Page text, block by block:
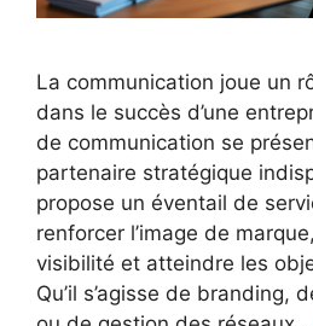
La communication joue un
dans le succès d’une
de communication se
partenaire stratégique
propose un éventail de
renforcer l’image de
visibilité et atteindre les
Qu’il s’agisse de branding,